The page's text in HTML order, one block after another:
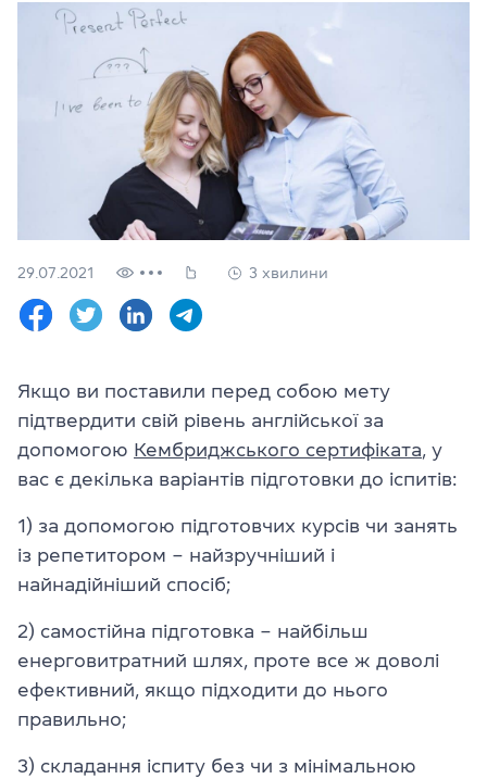
Більше про нас
рівень
Залишити заявку
Мова сайту RU
(063) 580 11 00
(098) 580 11 00
м. Київ, метро Золоті Ворота, вул. Ярославів Вал, 13/2-б,
Дивитись на Google Maps
29.07.2021 3 хвилини
Якщо ви поставили перед собою мету
підтвердити свій рівень англійської за
допомогою Кембриджського сертифіката , у
вас є декілька варіантів підготовки до іспитів:
1) за допомогою підготовчих курсів чи занять
із репетитором – найзручніший і
найнадійніший спосіб;
2) самостійна підготовка – найбільш
енерговитратний шлях, проте все ж доволі
ефективний, якщо підходити до нього
правильно;
3) складання іспиту без чи з мінімальною